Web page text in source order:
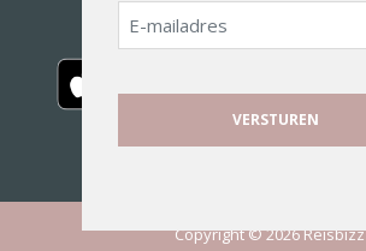
Copyright © 2026 Reisbizz
E-
mailadres